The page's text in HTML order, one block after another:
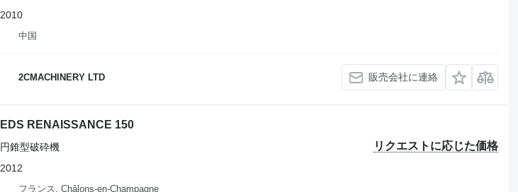
2010
中国
2CMACHINERY LTD 販売会社に連絡
EDS RENAISSANCE 150
リクエストに応じた価格
円錐型破砕機
2012
フランス, Châlons-en-Champagne